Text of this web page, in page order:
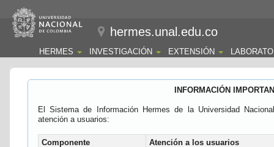
hermes.unal.edu.co
HERMES INVESTIGACIÓN EXTENSIÓN
INFORMACIÓN
El Sistema de Información Hermes de la Universidad
atención a usuarios:
Componente
Atención a los usuarios